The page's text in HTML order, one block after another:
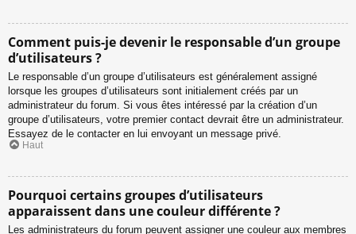
Comment puis-je devenir le responsable d’un groupe
d’utilisateurs ?
Le responsable d’un groupe d’utilisateurs est généralement assigné
lorsque les groupes d’utilisateurs sont initialement créés par un
administrateur du forum. Si vous êtes intéressé par la création d’un
groupe d’utilisateurs, votre premier contact devrait être un administrateur.
Essayez de le contacter en lui envoyant un message privé.
Haut
Pourquoi certains groupes d’utilisateurs
apparaissent dans une couleur différente ?
Les administrateurs du forum peuvent assigner une couleur aux membres